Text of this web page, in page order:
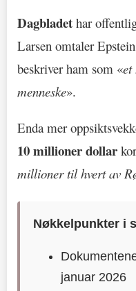
Dagbladet har
Larsen omtaler
beskriver ham som «et
menneske».
Enda mer
10 millioner dollar
millioner til hvert av
Nøkkelpunkter i
januar 2026